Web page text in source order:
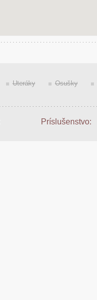
Uteráky Osušky
Príslušenstvo: